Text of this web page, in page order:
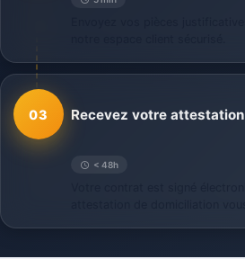
03
< 48h
Recevez votre attestation